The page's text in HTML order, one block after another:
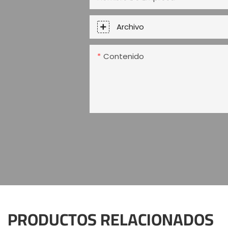
Archivo
Contenido
PRODUCTOS RELACIONADOS